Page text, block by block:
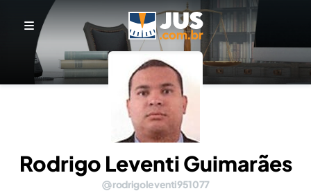
Rodrigo Leventi Guimarães
rodrigoleventi951077